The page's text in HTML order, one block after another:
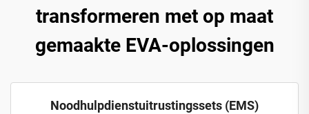
transformeren met op maat
gemaakte EVA-oplossingen
Noodhulpdienstuitrustingssets (EMS)